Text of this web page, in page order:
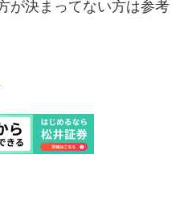
が決まってない方は参考